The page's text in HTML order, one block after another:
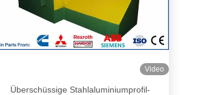
Video
Überschüssige Stahlaluminiumprofil-